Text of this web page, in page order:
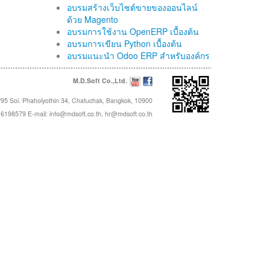
อบรมสร้างเว็บไซต์ขายของออนไลน์
ด้วย Magento
อบรมการใช้งาน OpenERP เบื้องต้น
อบรมการเขียน Python เบื้องต้น
อบรมแนะนำ Odoo ERP สำหรับองค์กร
M.D.Soft Co.,Ltd.
Soi. Phaholyothin 34, Chatuchak, Bangkok, 10900
E-mail: info@mdsoft.co.th, hr@mdsoft.co.th